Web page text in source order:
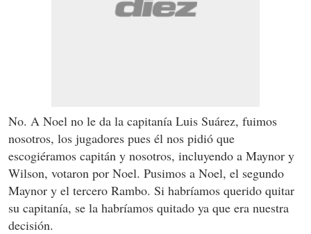
No. A Noel no le da la capitanía Luis Suárez, fuimos
nosotros, los jugadores pues él nos pidió que
escogiéramos capitán y nosotros, incluyendo a Maynor y
Wilson, votaron por Noel. Pusimos a Noel, el segundo
Maynor y el tercero Rambo. Si habríamos querido quitar
su capitanía, se la habríamos quitado ya que era nuestra
decisión.